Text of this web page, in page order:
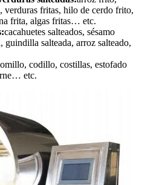
fritas, hilo de cerdo frito,
frita, algas fritas… etc.
cacahuetes salteados, sésamo
guindilla salteada, arroz salteado,
codillo, costillas, estofado
etc.